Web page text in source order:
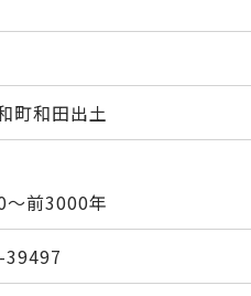
町和田出土
～前3000年
39497